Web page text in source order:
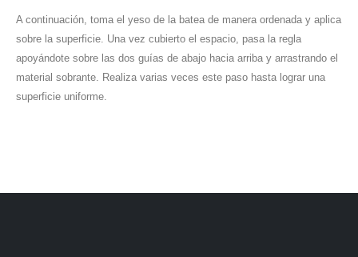
A continuación, toma el yeso de la batea de manera ordenada y aplica
sobre la superficie. Una vez cubierto el espacio, pasa la regla
apoyándote sobre las dos guías de abajo hacia arriba y arrastrando el
material sobrante. Realiza varias veces este paso hasta lograr una
superficie uniforme.